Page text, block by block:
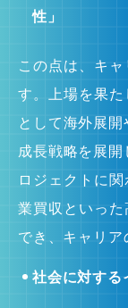
性」
この点は、キ
す。上場を果
として海外展
成長戦略を展
ロジェクトに
業買収といっ
でき、キャリア
社会に対する